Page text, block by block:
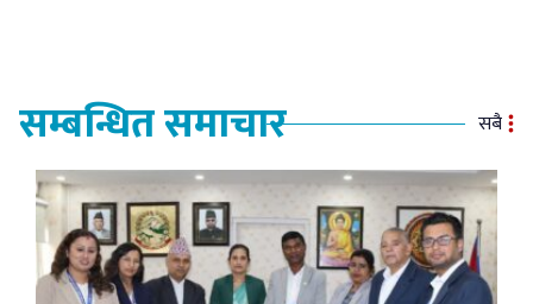
सम्बन्धित समाचार सबै